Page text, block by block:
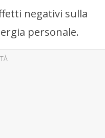
negativi sulla
personale.